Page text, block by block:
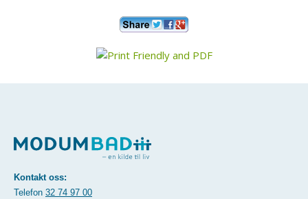
Kontakt oss:
Telefon 32 74 97 00